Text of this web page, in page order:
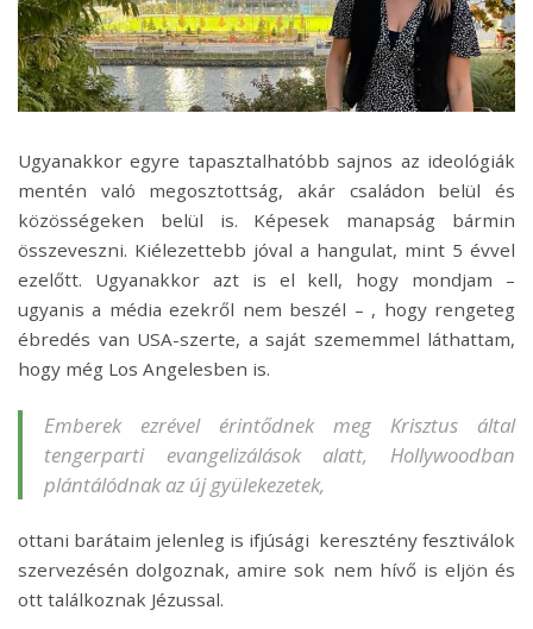
Ugyanakkor egyre tapasztalhatóbb sajnos az ideológiák
mentén való megosztottság, akár családon belül és
közösségeken belül is. Képesek manapság bármin
összeveszni. Kiélezettebb jóval a hangulat, mint 5 évvel
ezelőtt. Ugyanakkor azt is el kell, hogy mondjam –
ugyanis a média ezekről nem beszél – , hogy rengeteg
ébredés van USA-szerte, a saját szememmel láthattam,
hogy még Los Angelesben is.
Emberek ezrével érintődnek meg Krisztus által
tengerparti evangelizálások alatt, Hollywoodban
plántálódnak az új gyülekezetek,
ottani barátaim jelenleg is ifjúsági keresztény fesztiválok
szervezésén dolgoznak, amire sok nem hívő is eljön és
ott találkoznak Jézussal.